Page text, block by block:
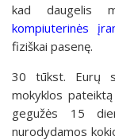
kad daugelis
kompiuterinės
fiziškai pasenę.
30 tūkst. Eurų
mokyklos
gegužės 15
nurodydamos